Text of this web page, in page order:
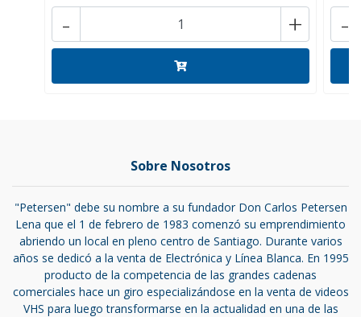
+
- -
Sobre Nosotros
"Petersen" debe su nombre a su fundador Don Carlos Petersen
Lena que el 1 de febrero de 1983 comenzó su emprendimiento
abriendo un local en pleno centro de Santiago. Durante varios
años se dedicó a la venta de Electrónica y Línea Blanca. En 1995
producto de la competencia de las grandes cadenas
comerciales hace un giro especializándose en la venta de videos
VHS para luego transformarse en la actualidad en una de las